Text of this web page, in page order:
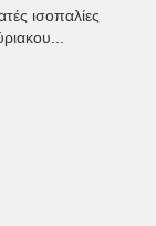
ισοπαλίες